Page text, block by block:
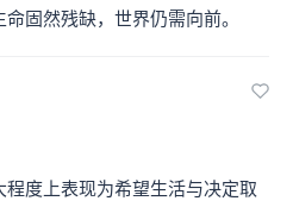
固然残缺，世界仍需向前。
程度上表现为希望生活与决定取